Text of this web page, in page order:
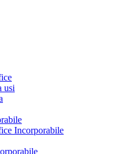
usi
Incorporabile